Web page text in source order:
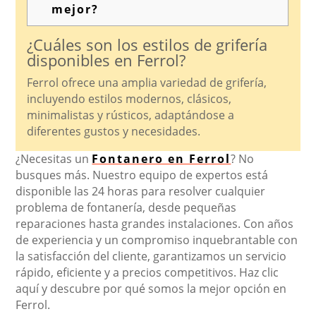
mejor?
¿Cuáles son los estilos de grifería
disponibles en Ferrol?
Ferrol ofrece una amplia variedad de grifería,
incluyendo estilos modernos, clásicos,
minimalistas y rústicos, adaptándose a
diferentes gustos y necesidades.
¿Necesitas un Fontanero en Ferrol? No
busques más. Nuestro equipo de expertos está
disponible las 24 horas para resolver cualquier
problema de fontanería, desde pequeñas
reparaciones hasta grandes instalaciones. Con años
de experiencia y un compromiso inquebrantable con
la satisfacción del cliente, garantizamos un servicio
rápido, eficiente y a precios competitivos. Haz clic
aquí y descubre por qué somos la mejor opción en
Ferrol.